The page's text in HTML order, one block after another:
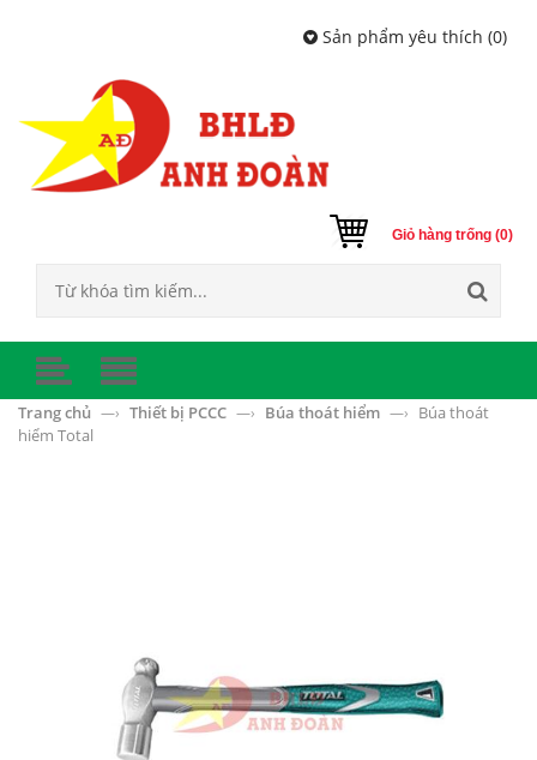
Sản phẩm yêu thích (0)
Giỏ hàng trống (0)
Trang chủ —› Thiết bị PCCC —› Búa thoát hiểm —› Búa thoát
hiểm Total